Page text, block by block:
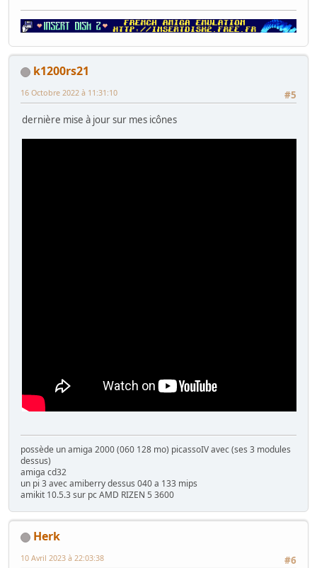
k1200rs21
#5
16 Octobre 2022 à 11:31:10
dernière mise à jour sur mes icônes
possède un amiga 2000 (060 128 mo) picassoIV avec (ses 3 modules
dessus)
amiga cd32
un pi 3 avec amiberry dessus 040 a 133 mips
amikit 10.5.3 sur pc AMD RIZEN 5 3600
Herk
#6
10 Avril 2023 à 22:03:38